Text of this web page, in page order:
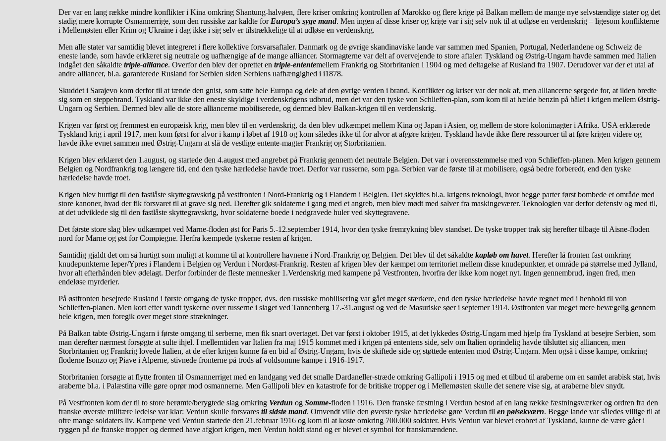
Der var en lang række mindre konflikter i Kina omkring Shantung-halvøen, flere kriser omkring kontrollen af Marokko og flere krige på Balkan mellem de mange nye selvstændige stater og det
stadig mere korrupte Osmannerrige, som den russiske zar kaldte for Europa’s syge mand. Men ingen af disse kriser og krige var i sig selv nok til at udløse en verdenskrig – ligesom konflikterne
i Mellemøsten eller Krim og Ukraine i dag ikke i sig selv er tilstrækkelige til at udløse en verdenskrig.
Men alle stater var samtidig blevet integreret i flere kollektive forsvarsaftaler. Danmark og de øvrige skandinaviske lande var sammen med Spanien, Portugal, Nederlandene og Schweiz de
eneste lande, som havde erklæret sig neutrale og uafhængige af de mange alliancer. Stormagterne var delt af overvejende to store aftaler: Tyskland og Østrig-Ungarn havde sammen med Italien
indgået den såkaldte triple-alliance. Overfor den blev der oprettet en triple-ententemellem Frankrig og Storbritanien i 1904 og med deltagelse af Rusland fra 1907. Derudover var der et utal af
andre alliancer, bl.a. garanterede Rusland for Serbien siden Serbiens uafhængighed i i1878.
Skuddet i Sarajevo kom derfor til at tænde den gnist, som satte hele Europa og dele af den øvrige verden i brand. Konflikter og kriser var der nok af, men alliancerne sørgede for, at ilden bredte
sig som en steppebrand. Tyskland var ikke den eneste skyldige i verdenskrigens udbrud, men det var den tyske von Schlieffen-plan, som kom til at hælde benzin på bålet i krigen mellem Østrig-
Ungarn og Serbien. Dermed blev alle de store alliancerne mobiliserede, og dermed blev Balkan-krigen til en verdenskrig.
Krigen var først og fremmest en europæisk krig, men blev til en verdenskrig, da den blev udkæmpet mellem Kina og Japan i Asien, og mellem de store kolonimagter i Afrika. USA erklærede
Tyskland krig i april 1917, men kom først for alvor i kamp i løbet af 1918 og kom således ikke til for alvor at afgøre krigen. Tyskland havde ikke flere ressourcer til at føre krigen videre og
havde ikke evnet sammen med Østrig-Ungarn at slå de vestlige entente-magter Frankrig og Storbritanien.
Krigen blev erklæret den 1.august, og startede den 4.august med angrebet på Frankrig gennem det neutrale Belgien. Det var i overensstemmelse med von Schlieffen-planen. Men krigen gennem
Belgien og Nordfrankrig tog længere tid, end den tyske hærledelse havde troet. Derfor var russerne, som pga. Serbien var de første til at mobilisere, også bedre forberedt, end den tyske
hærledelse havde troet.
Krigen blev hurtigt til den fastlåste skyttegravskrig på vestfronten i Nord-Frankrig og i Flandern i Belgien. Det skyldtes bl.a. krigens teknologi, hvor begge parter først bombede et område med
store kanoner, hvad der fik forsvaret til at grave sig ned. Derefter gik soldaterne i gang med et angreb, men blev mødt med salver fra maskingeværer. Teknologien var derfor defensiv og med til,
at det udviklede sig til den fastlåste skyttegravskrig, hvor soldaterne boede i nedgravede huler ved skyttegravene.
Det første store slag blev udkæmpet ved Marne-floden øst for Paris 5.-12.september 1914, hvor den tyske fremrykning blev standset. De tyske tropper trak sig herefter tilbage til Aisne-floden
nord for Marne og øst for Compiegne. Herfra kæmpede tyskerne resten af krigen.
Samtidig gjaldt det om så hurtigt som muligt at komme til at kontrollere havnene i Nord-Frankrig og Belgien. Det blev til det såkaldte kapløb om havet. Herefter lå fronten fast omkring
knudepunkterne Ieper/Ypres i Flandern i Belgien og Verdun i Nordøst-Frankrig. Resten af krigen blev der kæmpet om territoriet mellem disse knudepunkter, et område på størrelse med Jylland,
hvor alt efterhånden blev ødelagt. Derfor forbinder de fleste mennesker 1.Verdenskrig med kampene på Vestfronten, hvorfra der ikke kom noget nyt. Ingen gennembrud, ingen fred, men
endeløse myrderier.
På østfronten besejrede Rusland i første omgang de tyske tropper, dvs. den russiske mobilisering var gået meget stærkere, end den tyske hærledelse havde regnet med i henhold til von
Schlieffen-planen. Men kort efter vandt tyskerne over russerne i slaget ved Tannenberg 17.-31.august og ved de Masuriske søer i septemer 1914. Østfronten var meget mere bevægelig gennem
hele krigen, men foregik over meget store strækninger.
På Balkan tabte Østrig-Ungarn i første omgang til serberne, men fik snart overtaget. Det var først i oktober 1915, at det lykkedes Østrig-Ungarn med hjælp fra Tyskland at besejre Serbien, som
man derefter nærmest forsøgte at sulte ihjel. I mellemtiden var Italien fra maj 1915 kommet med i krigen på ententens side, selv om Italien oprindelig havde tilsluttet sig alliancen, men
Storbritanien og Frankrig lovede Italien, at de efter krigen kunne få en bid af Østrig-Ungarn, hvis de skiftede side og støttede ententen mod Østrig-Ungarn. Men også i disse kampe, omkring
floderne Isonzo og Piave i Alperne, stivnede fronterne på trods af voldsomme kampe i 1916-1917.
Storbritanien forsøgte at flytte fronten til Osmannerriget med en landgang ved det smalle Dardaneller-stræde omkring Gallipoli i 1915 og med et tilbud til araberne om en samlet arabisk stat, hvis
araberne bl.a. i Palæstina ville gøre oprør mod osmannerne. Men Gallipoli blev en katastrofe for de britiske tropper og i Mellemøsten skulle det senere vise sig, at araberne blev snydt.
På Vestfronten kom der til to store berømte/berygtede slag omkring Verdun og Somme-floden i 1916. Den franske fæstning i Verdun bestod af en lang række fæstningsværker og ordren fra den
franske øverste militære ledelse var klar: Verdun skulle forsvares til sidste mand. Omvendt ville den øverste tyske hærledelse gøre Verdun til en pølsekværn. Begge lande var således villige til at
ofre mange soldaters liv. Kampene ved Verdun startede den 21.februar 1916 og kom til at koste omkring 700.000 soldater. Hvis Verdun var blevet erobret af Tyskland, kunne de være gået i
ryggen på de franske tropper og dermed have afgjort krigen, men Verdun holdt stand og er blevet et symbol for franskmændene.